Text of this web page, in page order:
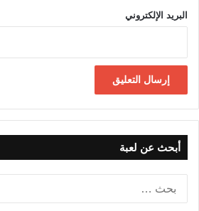
البريد الإلكتروني
أبحث عن لعبة